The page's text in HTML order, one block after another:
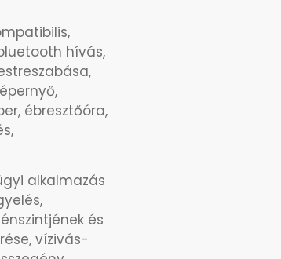
hívás,
ébresztőóra,
alkalmazás
és
vízivás-